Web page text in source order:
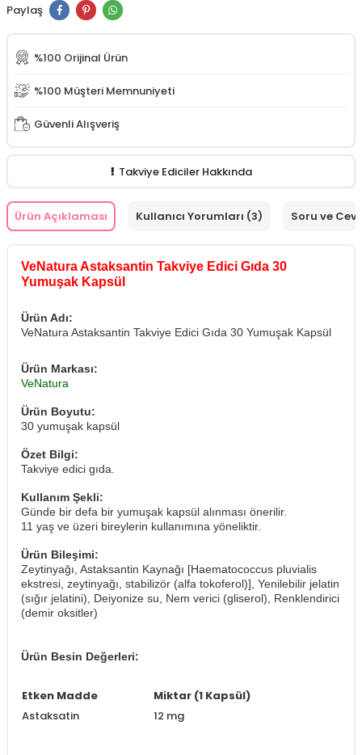
Paylaş
%100 Orijinal Ürün
%100 Müşteri Memnuniyeti
Güvenli Alışveriş
Takviye Ediciler Hakkında
Ürün Açıklaması Kullanıcı Yorumları (3) Soru ve
VeNatura Astaksantin Takviye Edici Gıda 30
Yumuşak Kapsül
Ürün Adı:
VeNatura Astaksantin Takviye Edici Gıda 30 Yumuşak Kapsül
Ürün Markası:
VeNatura
Ürün Boyutu:
30 yumuşak kapsül
Özet Bilgi:
Takviye edici gıda.
Kullanım Şekli:
Günde bir defa bir yumuşak kapsül alınması önerilir.
​11 yaş ve üzeri bireylerin kullanımına yöneliktir.
Ürün Bileşimi:
Zeytinyağı, Astaksantin Kaynağı [Haematococcus pluvialis
ekstresi, zeytinyağı, stabilizör (alfa tokoferol)], Yenilebilir jelatin
(sığır jelatini), Deiyonize su, Nem verici (gliserol), Renklendirici
(demir oksitler)
Ürün Besin Değerleri:
Etken Madde
Miktar (1 Kapsül)
Astaksatin
12 mg